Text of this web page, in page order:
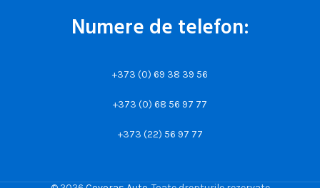
Numere de telefon:
+373 (0) 69 38 39 56
+373 (0) 68 56 97 77
+373 (22) 56 97 77